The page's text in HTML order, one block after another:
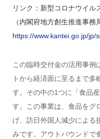
リンク：新型コロナウイル
（内閣府地方創生推進事務
https://www.kantei.go.jp/jp/
この臨時交付金の活用事例
トから経済面に至るまで多
す。その中の1つに「食品
す。この事業は、食品をグ
げ、訪日外国人減少による
みです。アウトバウンドで